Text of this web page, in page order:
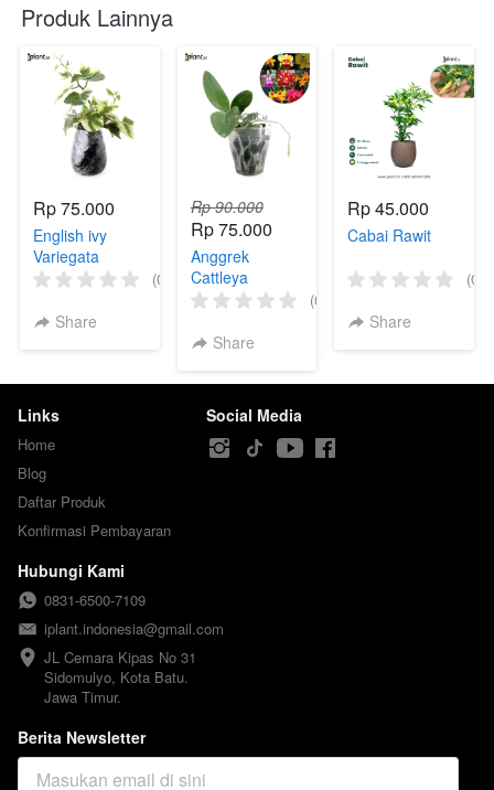
Produk Lainnya
Rp 75.000
English ivy
Variegata
(0)
Share
Rp 90.000
Rp 75.000
Anggrek
Cattleya
Hybrida Remaja
(0)
Share
Rp 45.000
Cabai Rawit
(0)
Share
Links
Home
Blog
Daftar Produk
Konfirmasi Pembayaran
Social Media
Hubungi Kami
0831-6500-7109
iplant.indonesia@gmail.com
JL Cemara Kipas No 31
Sidomulyo, Kota Batu.
Jawa Timur.
Berita Newsletter